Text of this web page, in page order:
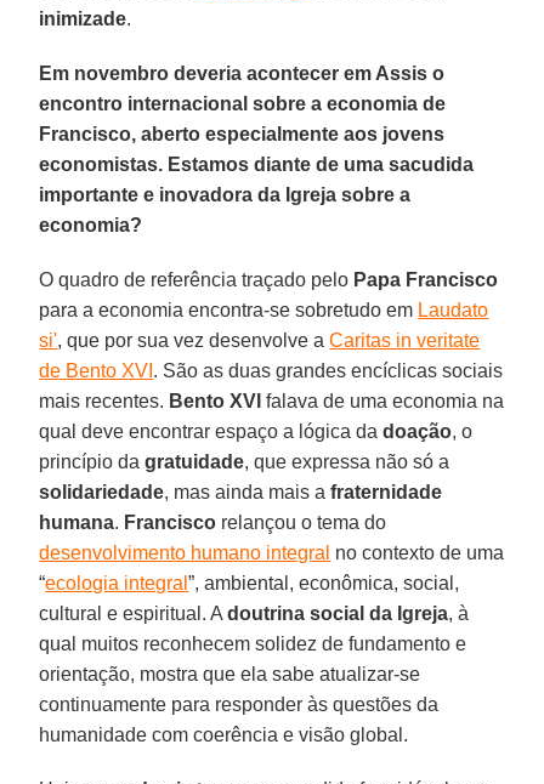
inimizade.
Em novembro deveria acontecer em Assis o
encontro internacional sobre a economia de
Francisco, aberto especialmente aos jovens
economistas. Estamos diante de uma sacudida
importante e inovadora da Igreja sobre a
economia?
O quadro de referência traçado pelo Papa Francisco
para a economia encontra-se sobretudo em Laudato
si', que por sua vez desenvolve aCaritas in veritate
de Bento XVI . São as duas grandes encíclicas sociais
mais recentes. Bento XVI falava de uma economia na
qual deve encontrar espaço a lógica dadoação, o
princípio dagratuidade, que expressa não só a
solidariedade, mas ainda mais afraternidade
humana. Francisco relançou o tema do
desenvolvimento humano integral no contexto de uma
“ecologia integral”, ambiental, econômica, social,
cultural e espiritual. Adoutrina social da Igreja, à
qual muitos reconhecem solidez de fundamento e
orientação, mostra que ela sabe atualizar-se
continuamente para responder às questões da
humanidade com coerência e visão global.